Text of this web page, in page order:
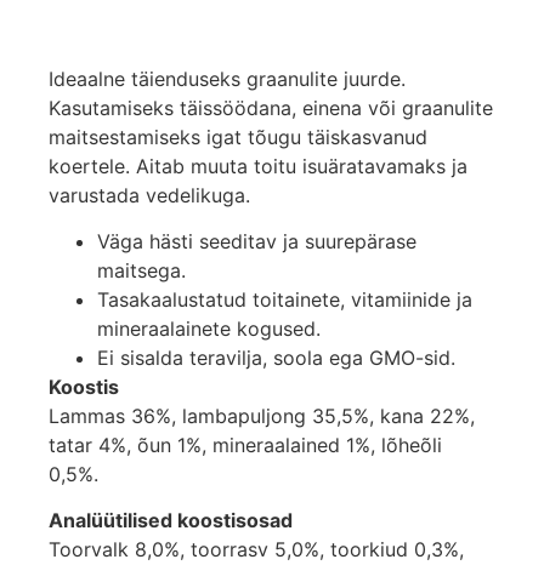
Ideaalne täienduseks graanulite juurde.
Kasutamiseks täissöödana, einena või graanulite
maitsestamiseks igat tõugu täiskasvanud
koertele. Aitab muuta toitu isuäratavamaks ja
varustada vedelikuga.
Väga hästi seeditav ja suurepärase
maitsega.
Tasakaalustatud toitainete, vitamiinide ja
mineraalainete kogused.
Ei sisalda teravilja, soola ega GMO-sid.
Koostis
Lammas 36%, lambapuljong 35,5%, kana 22%,
tatar 4%, õun 1%, mineraalained 1%, lõheõli
0,5%.
Analüütilised koostisosad
Toorvalk 8,0%, toorrasv 5,0%, toorkiud 0,3%,